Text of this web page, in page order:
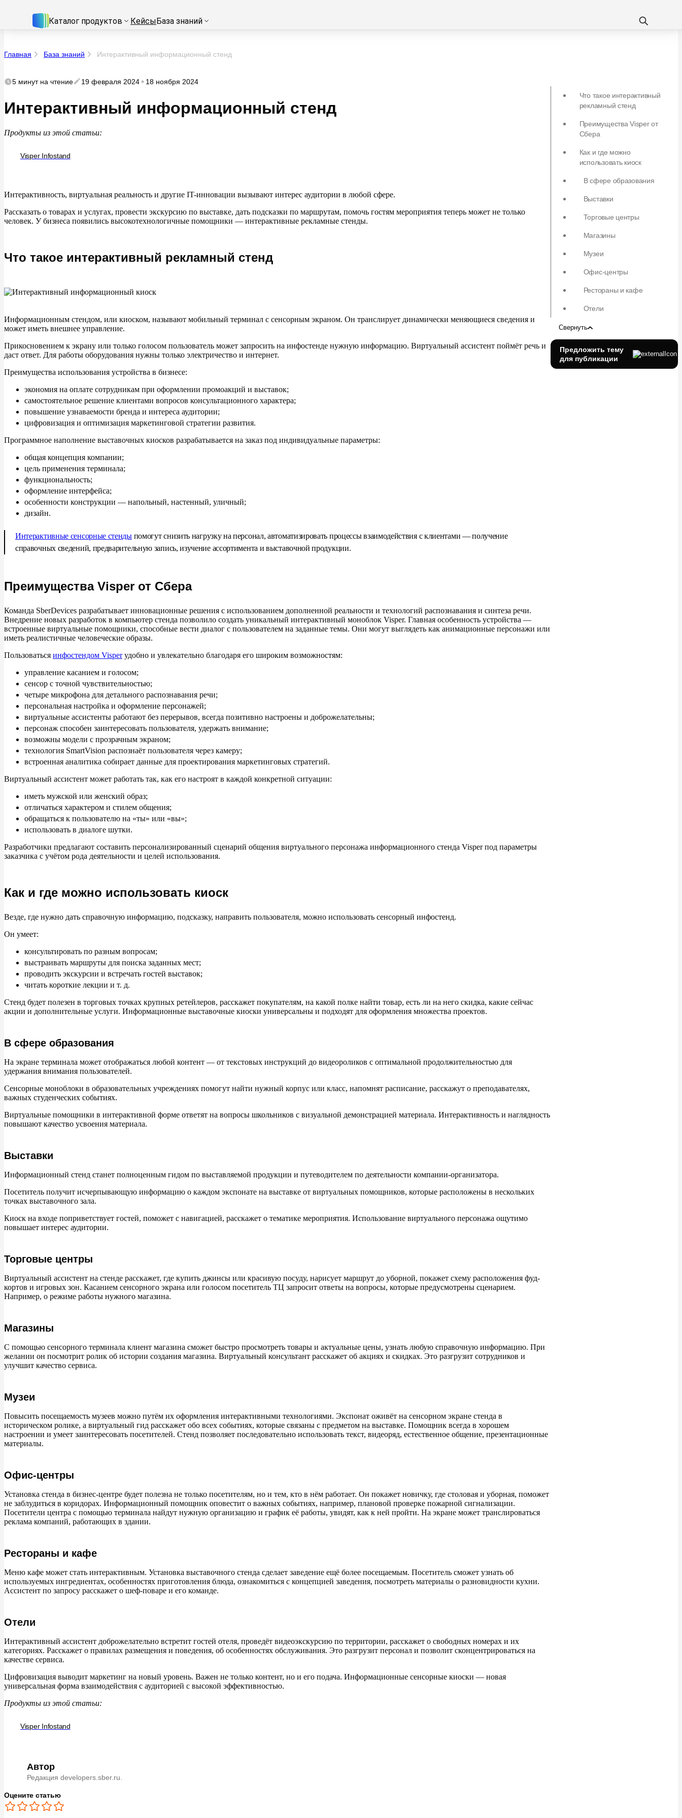
Каталог продуктов КейсыБаза знаний
Главная База знаний Интерактивный информационный стенд
5 минутна чтение 19 февраля 2024 18 ноября 2024
Интерактивный информационный стенд
Продукты из этой статьи:
Visper Infostand
Интерактивность, виртуальная реальность и другие IT-инновации вызывают интерес аудитории в любой сфере.
Рассказать о товарах и услугах, провести экскурсию по выставке, дать подсказки по маршрутам, помочь гостям мероприятия теперь может не только
человек. У бизнеса появились высокотехнологичные помощники — интерактивные рекламные стенды.
Что такое интерактивный рекламный стенд
Информационным стендом, или киоском, называют мобильный терминал с сенсорным экраном. Он транслирует динамически меняющиеся сведения и
может иметь внешнее управление.
Прикосновением к экрану или только голосом пользователь может запросить на инфостенде нужную информацию. Виртуальный ассистент поймёт речь и
даст ответ. Для работы оборудования нужны только электричество и интернет.
Преимущества использования устройства в бизнесе:
экономия на оплате сотрудникам при оформлении промоакций и выставок;
самостоятельное решение клиентами вопросов консультационного характера;
повышение узнаваемости бренда и интереса аудитории;
цифровизация и оптимизация маркетинговой стратегии развития.
Программное наполнение выставочных киосков разрабатывается на заказ под индивидуальные параметры:
общая концепция компании;
цель применения терминала;
функциональность;
оформление интерфейса;
особенности конструкции — напольный, настенный, уличный;
дизайн.
Интерактивные сенсорные стендыпомогут снизить нагрузку на персонал, автоматизировать процессы взаимодействия с клиентами — получение
справочных сведений, предварительную запись, изучение ассортимента и выставочной продукции.
Преимущества Visper от Сбера
Команда SberDevices разрабатывает инновационные решения с использованием дополненной реальности и технологий распознавания и синтеза речи.
Внедрение новых разработок в компьютер стенда позволило создать уникальный интерактивный моноблок Visper. Главная особенность устройства —
встроенные виртуальные помощники, способные вести диалог с пользователем на заданные темы. Они могут выглядеть как анимационные персонажи или
иметь реалистичные человеческие образы.
Пользоваться инфостендом Visperудобно и увлекательно благодаря его широким возможностям:
управление касанием и голосом;
сенсор с точной чувствительностью;
четыре микрофона для детального распознавания речи;
персональная настройка и оформление персонажей;
виртуальные ассистенты работают без перерывов, всегда позитивно настроены и доброжелательны;
персонаж способен заинтересовать пользователя, удержать внимание;
возможны модели с прозрачным экраном;
технология SmartVision распознаёт пользователя через камеру;
встроенная аналитика собирает данные для проектирования маркетинговых стратегий.
Виртуальный ассистент может работать так, как его настроят в каждой конкретной ситуации:
иметь мужской или женский образ;
отличаться характером и стилем общения;
обращаться к пользователю на «ты» или «вы»;
использовать в диалоге шутки.
Разработчики предлагают составить персонализированный сценарий общения виртуального персонажа информационного стенда Visper под параметры
заказчика с учётом рода деятельности и целей использования.
Как и где можно использовать киоск
Везде, где нужно дать справочную информацию, подсказку, направить пользователя, можно использовать сенсорный инфостенд.
Он умеет:
консультировать по разным вопросам;
выстраивать маршруты для поиска заданных мест;
проводить экскурсии и встречать гостей выставок;
читать короткие лекции и т. д.
Стенд будет полезен в торговых точках крупных ретейлеров, расскажет покупателям, на какой полке найти товар, есть ли на него скидка, какие сейчас
акции и дополнительные услуги. Информационные выставочные киоски универсальны и подходят для оформления множества проектов.
В сфере образования
На экране терминала может отображаться любой контент — от текстовых инструкций до видеороликов с оптимальной продолжительностью для
удержания внимания пользователей.
Сенсорные моноблоки в образовательных учреждениях помогут найти нужный корпус или класс, напомнят расписание, расскажут о преподавателях,
важных студенческих событиях.
Виртуальные помощники в интерактивной форме ответят на вопросы школьников с визуальной демонстрацией материала. Интерактивность и наглядность
повышают качество усвоения материала.
Выставки
Информационный стенд станет полноценным гидом по выставляемой продукции и путеводителем по деятельности компании-организатора.
Посетитель получит исчерпывающую информацию о каждом экспонате на выставке от виртуальных помощников, которые расположены в нескольких
точках выставочного зала.
Киоск на входе поприветствует гостей, поможет с навигацией, расскажет о тематике мероприятия. Использование виртуального персонажа ощутимо
повышает интерес аудитории.
Торговые центры
Виртуальный ассистент на стенде расскажет, где купить джинсы или красивую посуду, нарисует маршрут до уборной, покажет схему расположения фуд-
кортов и игровых зон. Касанием сенсорного экрана или голосом посетитель ТЦ запросит ответы на вопросы, которые предусмотрены сценарием.
Например, о режиме работы нужного магазина.
Магазины
С помощью сенсорного терминала клиент магазина сможет быстро просмотреть товары и актуальные цены, узнать любую справочную информацию. При
желании он посмотрит ролик об истории создания магазина. Виртуальный консультант расскажет об акциях и скидках. Это разгрузит сотрудников и
улучшит качество сервиса.
Музеи
Повысить посещаемость музеев можно путём их оформления интерактивными технологиями. Экспонат оживёт на сенсорном экране стенда в
историческом ролике, а виртуальный гид расскажет обо всех событиях, которые связаны с предметом на выставке. Помощник всегда в хорошем
настроении и умеет заинтересовать посетителей. Стенд позволяет последовательно использовать текст, видеоряд, естественное общение, презентационные
материалы.
Офис-центры
Установка стенда в бизнес-центре будет полезна не только посетителям, но и тем, кто в нём работает. Он покажет новичку, где столовая и уборная, поможет
не заблудиться в коридорах. Информационный помощник оповестит о важных событиях, например, плановой проверке пожарной сигнализации.
Посетители центра с помощью терминала найдут нужную организацию и график её работы, увидят, как к ней пройти. На экране может транслироваться
реклама компаний, работающих в здании.
Рестораны и кафе
Меню кафе может стать интерактивным. Установка выставочного стенда сделает заведение ещё более посещаемым. Посетитель сможет узнать об
используемых ингредиентах, особенностях приготовления блюда, ознакомиться с концепцией заведения, посмотреть материалы о разновидности кухни.
Ассистент по запросу расскажет о шеф-поваре и его команде.
Отели
Интерактивный ассистент доброжелательно встретит гостей отеля, проведёт видеоэкскурсию по территории, расскажет о свободных номерах и их
категориях. Расскажет о правилах размещения и поведения, об особенностях обслуживания. Это разгрузит персонал и позволит сконцентрироваться на
качестве сервиса.
Цифровизация выводит маркетинг на новый уровень. Важен не только контент, но и его подача. Информационные сенсорные киоски — новая
универсальная форма взаимодействия с аудиторией с высокой эффективностью.
Продукты из этой статьи:
Visper Infostand
Автор
Редакция developers.sber.ru.
Оцените статью
Что такое интерактивный
рекламный стенд
Преимущества Visper от
Сбера
Как и где можно
использовать киоск
В сфере образования
Выставки
Торговые центры
Магазины
Музеи
Офис-центры
Рестораны и кафе
Отели
Свернуть
Предложить тему
для публикации